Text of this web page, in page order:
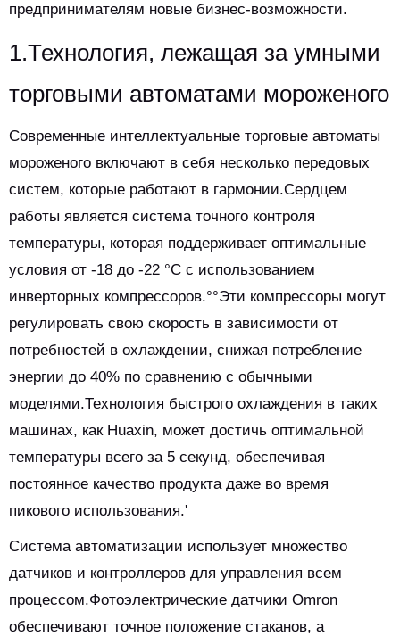
предпринимателям новые бизнес-возможности.
1.Технология, лежащая за умными
торговыми автоматами мороженого
Современные интеллектуальные торговые автоматы
мороженого включают в себя несколько передовых
систем, которые работают в гармонии.Сердцем
работы является система точного контроля
температуры, которая поддерживает оптимальные
условия от -18 до -22 °C с использованием
инверторных компрессоров.°°Эти компрессоры могут
регулировать свою скорость в зависимости от
потребностей в охлаждении, снижая потребление
энергии до 40% по сравнению с обычными
моделями.Технология быстрого охлаждения в таких
машинах, как Huaxin, может достичь оптимальной
температуры всего за 5 секунд, обеспечивая
постоянное качество продукта даже во время
пикового использования.'
Система автоматизации использует множество
датчиков и контроллеров для управления всем
процессом.Фотоэлектрические датчики Omron
обеспечивают точное положение стаканов, а